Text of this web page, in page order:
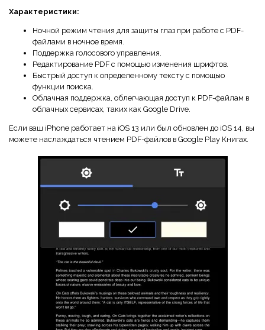
Характеристики:
Ночной режим чтения для защиты глаз при работе с PDF-
файлами в ночное время.
Поддержка голосового управления.
Редактирование PDF с помощью изменения шрифтов.
Быстрый доступ к определенному тексту с помощью
функции поиска.
Облачная поддержка, облегчающая доступ к PDF-файлам в
облачных сервисах, таких как Google Drive.
Если ваш iPhone работает на iOS 13 или был обновлен до iOS 14, вы
можете наслаждаться чтением PDF-файлов в Google Play Книгах.